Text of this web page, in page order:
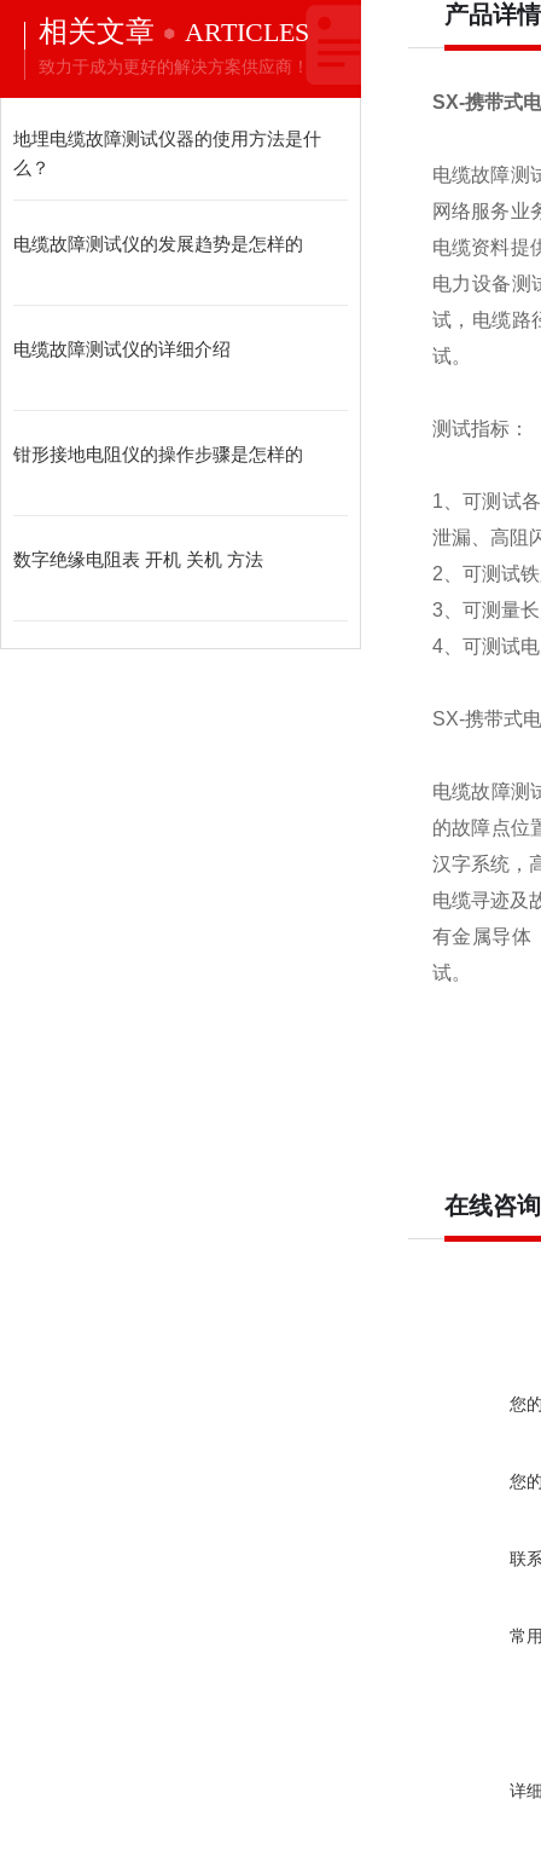
相关文章 ARTICLES
致力于成为更好的解决方案供应商！
地埋电缆故障测试仪器的使用方法是什
么？
电缆故障测试仪的发展趋势是怎样的
电缆故障测试仪的详细介绍
​钳形接地电阻仪的操作步骤是怎样的
数字绝缘电阻表 开机 关机 方法
产品详情
SX-携带式
电缆故障测
网络服务业
电缆资料提
电力设备测
试，电缆路
试。
测试指标：
1、可测试
泄漏、高阻
2、可测试
3、可测量
4、可测试
SX-携带式
电缆故障测
的故障点位
汉字系统，
电缆寻迹及
有金属导体
试。
在线咨询
您
您
联
常
详